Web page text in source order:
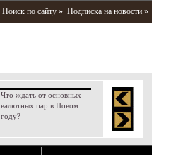
Поиск по сайту » Подписка на новости »
Что ждать от основных
валютных пар в Новом
году?